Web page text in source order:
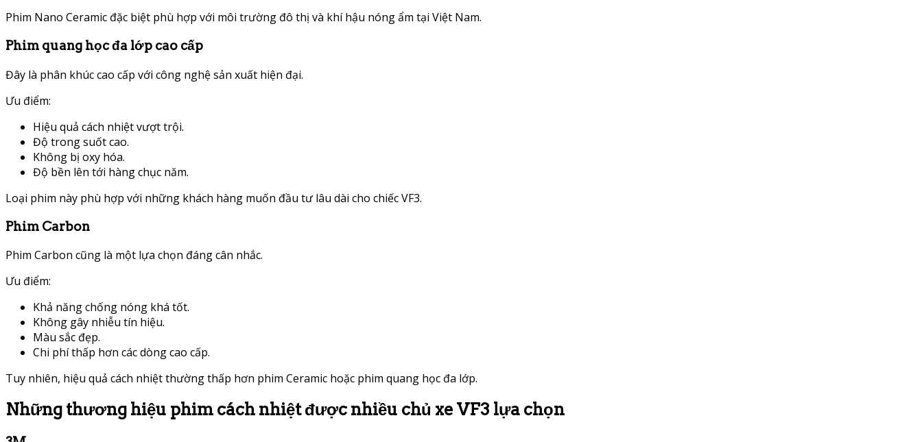
Phim Nano Ceramic đặc biệt phù hợp với môi trường đô thị và khí hậu nóng ẩm tại Việt Nam.
Phim quang học đa lớp cao cấp
Đây là phân khúc cao cấp với công nghệ sản xuất hiện đại.
Ưu điểm:
Hiệu quả cách nhiệt vượt trội.
Độ trong suốt cao.
Không bị oxy hóa.
Độ bền lên tới hàng chục năm.
Loại phim này phù hợp với những khách hàng muốn đầu tư lâu dài cho chiếc VF3.
Phim Carbon
Phim Carbon cũng là một lựa chọn đáng cân nhắc.
Ưu điểm:
Khả năng chống nóng khá tốt.
Không gây nhiễu tín hiệu.
Màu sắc đẹp.
Chi phí thấp hơn các dòng cao cấp.
Tuy nhiên, hiệu quả cách nhiệt thường thấp hơn phim Ceramic hoặc phim quang học đa lớp.
Những thương hiệu phim cách nhiệt được nhiều chủ xe VF3 lựa chọn